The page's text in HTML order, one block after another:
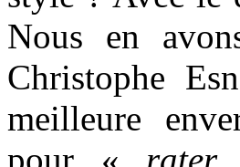
Nous en
Christophe
meilleure